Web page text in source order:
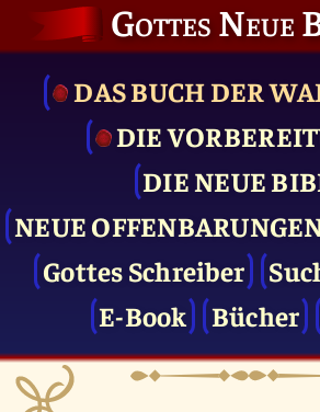
Gottes Neue
DAS BUCH DER
DIE
DIE NEUE
NEUE
Gottes Schreiber
E-Book
Bücher